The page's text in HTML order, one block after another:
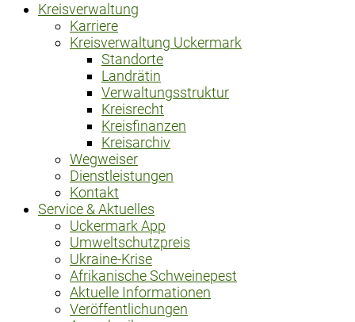
Kreisverwaltung
Karriere
Kreisverwaltung Uckermark
Standorte
Landrätin
Verwaltungsstruktur
Kreisrecht
Kreisfinanzen
Kreisarchiv
Wegweiser
Dienstleistungen
Kontakt
Service & Aktuelles
Uckermark App
Umweltschutzpreis
Ukraine-Krise
Afrikanische Schweinepest
Aktuelle Informationen
Veröffentlichungen